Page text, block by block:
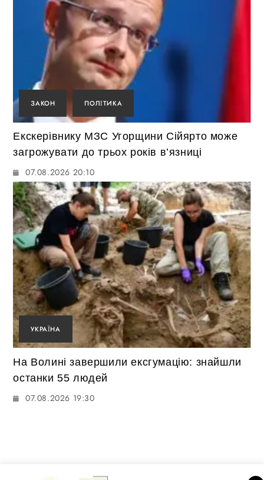
ЗАКОН ПОЛІТИКА
Екскерівнику МЗС Угорщини Сійярто може
загрожувати до трьох років в’язниці
07.08.2026 20:10
УКРАЇНА
На Волині завершили ексгумацію: знайшли
останки 55 людей
07.08.2026 19:30